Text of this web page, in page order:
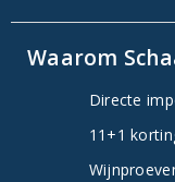
Waarom
Directe
11+1